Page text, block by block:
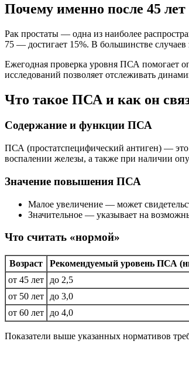
Почему именно после 45 лет
Рак простаты — одна из наиболее
75 — достигает 15%. В большинстве случаев
Ежегодная проверка уровня ПСА помогает
исследований позволяет отслеживать
Что такое ПСА и как он
Содержание и функции ПСА
ПСА (простатспецифический антиген) —
воспалении железы, а также при наличии
Значение повышения ПСА
Малое увеличение — может
Значительное — указывает на
Что считать «нормой»
Возраст
Рекомендуемый уровень ПСА
от 45 лет
до 2,5
от 50 лет
до 3,0
от 60 лет
до 4,0
Показатели выше указанных нормативов